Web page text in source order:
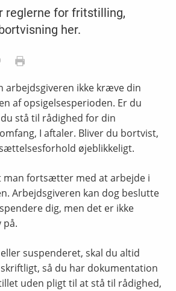
reglerne for fritstilling,
her.
arbejdsgiveren ikke kræve din
af opsigelsesperioden. Er du
stå til rådighed for din
I aftaler. Bliver du bortvist,
øjeblikkeligt.
man fortsætter med at arbejde i
Arbejdsgiveren kan dog beslutte
dig, men det er ikke
på.
suspenderet, skal du altid
så du har dokumentation
uden pligt til at stå til rådighed,